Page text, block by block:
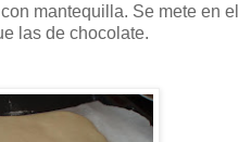
mantequilla. Se mete en el
las de chocolate.